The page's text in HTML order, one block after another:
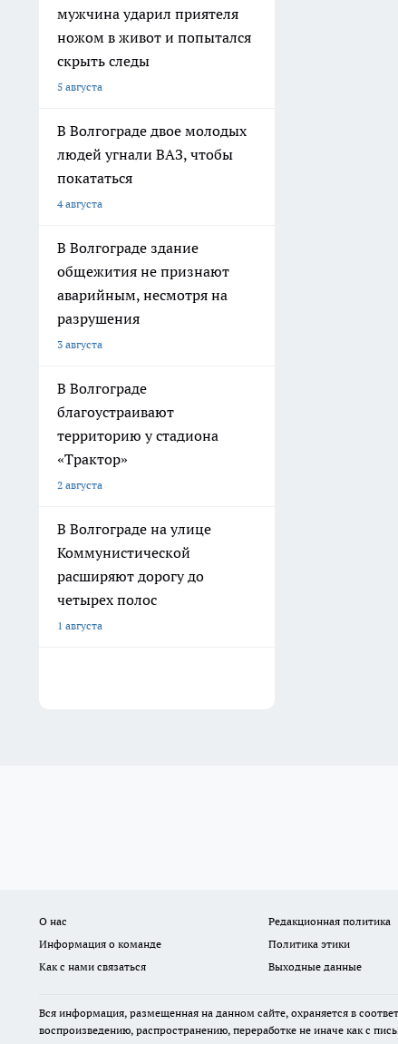
мужчина ударил приятеля
ножом в живот и попытался
скрыть следы
5 августа
В Волгограде двое молодых
людей угнали ВАЗ, чтобы
покататься
4 августа
В Волгограде здание
общежития не признают
аварийным, несмотря на
разрушения
3 августа
В Волгограде
благоустраивают
территорию у стадиона
«Трактор»
2 августа
В Волгограде на улице
Коммунистической
расширяют дорогу до
четырех полос
1 августа
О нас Редакционная политика
Информация о команде
Политика этики
Как с нами связаться
Выходные данные
Вся информация, размещенная на данном сайте, охраняется в
воспроизведению, распространению, переработке не иначе как с